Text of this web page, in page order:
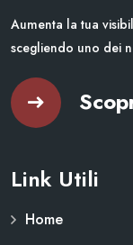
Aumenta la tua
scegliendo uno dei
Link Utili
Home